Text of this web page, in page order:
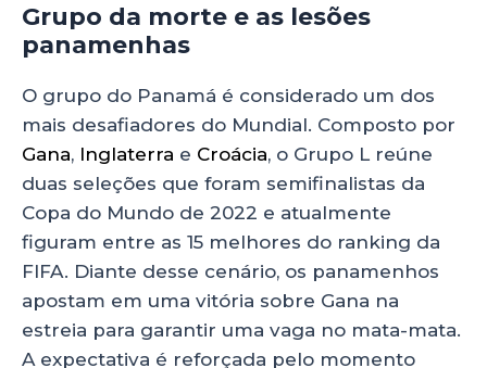
Grupo da morte e as lesões
panamenhas
O grupo do Panamá é considerado um dos
mais desafiadores do Mundial. Composto por
Gana, Inglaterra e Croácia, o Grupo L reúne
duas seleções que foram semifinalistas da
Copa do Mundo de 2022 e atualmente
figuram entre as 15 melhores do ranking da
FIFA. Diante desse cenário, os panamenhos
apostam em uma vitória sobre Gana na
estreia para garantir uma vaga no mata-mata.
A expectativa é reforçada pelo momento